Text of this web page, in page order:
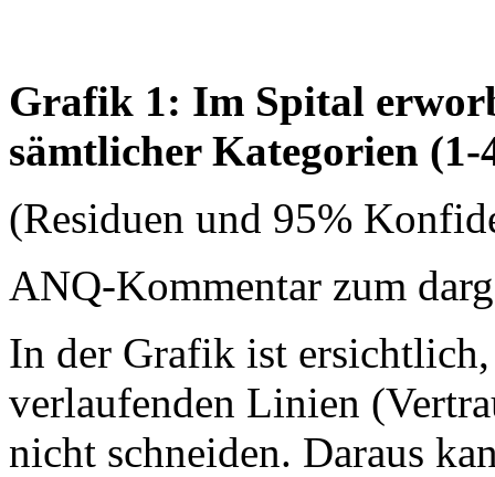
Grafik 1: Im Spital
sämtlicher Kategorien (1-
(Residuen und 95%
ANQ-Kommentar zum
In der Grafik ist
verlaufenden Linien
nicht schneiden. Daraus